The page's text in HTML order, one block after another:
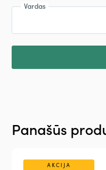
Vardas
Panašūs
AKCIJA